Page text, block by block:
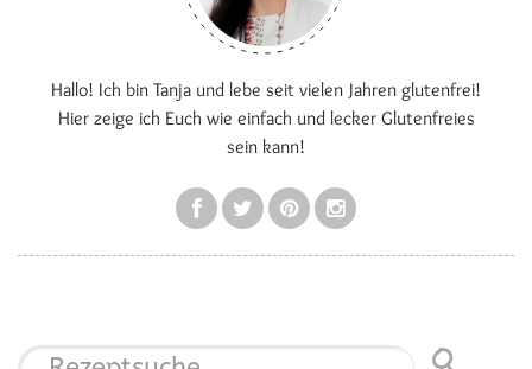
Hallo! Ich bin Tanja und lebe seit vielen Jahren glutenfrei!
Hier zeige ich Euch wie einfach und lecker Glutenfreies
sein kann!